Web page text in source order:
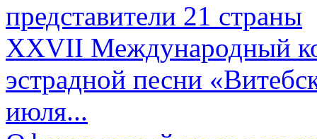
представители 21 страны
XXVII Международный
эстрадной песни
июля...